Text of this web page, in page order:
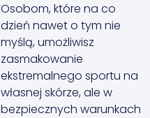
Osobom, które na co
dzień nawet o tym nie
myślą, umożliwisz
zasmakowanie
ekstremalnego sportu na
własnej skórze, ale w
bezpiecznych warunkach